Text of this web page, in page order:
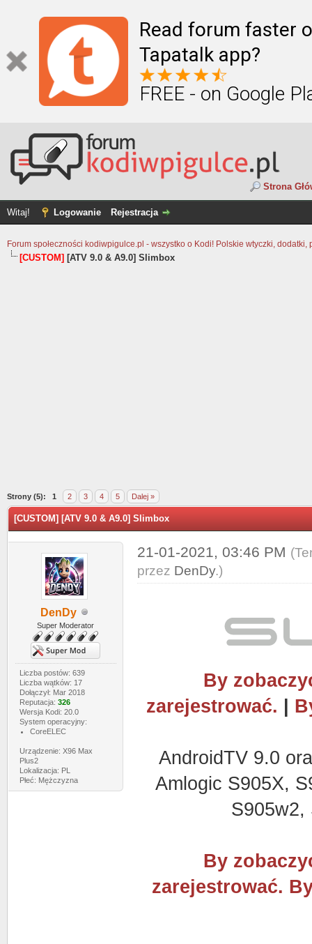
Read forum faster
Tapatalk app?
FREE - on Google
Strona
Witaj! Logowanie Rejestracja
Forum społeczności kodiwpigulce.pl - wszystko o Kodi! Polskie wtyczki, dodatki,
[CUSTOM] [ATV 9.0 & A9.0] Slimbox
Strony (5): 1 2 3 4 5 Dalej »
[CUSTOM] [ATV 9.0 & A9.0] Slimbox
DenDy
Super Moderator
Liczba postów: 639
Liczba wątków: 17
Dołączył: Mar 2018
Reputacja: 326
Wersja Kodi: 20.0
System operacyjny:
CoreELEC
Urządzenie: X96 Max
Plus2
Lokalizacja: PL
Płeć: Mężczyzna
21-01-2021, 03:46 PM
przez DenDy.)
By
zarejestrować.
AndroidTV 9.0
Amlogic S905X,
S905w2,
By
zarejestrować.